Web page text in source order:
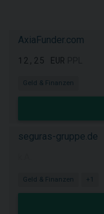
AxiaFunder.com
12,25 EUR
Geld & Finanzen
seguras-gruppe.de
Geld & Finanzen +1